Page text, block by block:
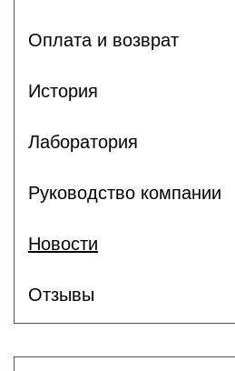
Оплата и возврат
История
Лаборатория
Руководство компании
Новости
Отзывы